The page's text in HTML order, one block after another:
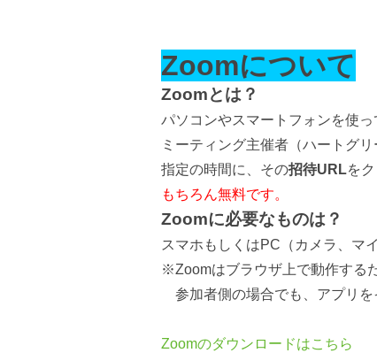
Zoomについて
Zoomとは？
パソコンやスマートフォンを使
ミーティング主催者（ハートグ
指定の時間に、その招待URLを
もちろん無料です。
Zoomに必要なものは？
スマホもしくはPC（カメラ、マ
※Zoomはブラウザ上で動作する
参加者側の場合でも、アプリを
Zoomのダウンロードはこちら